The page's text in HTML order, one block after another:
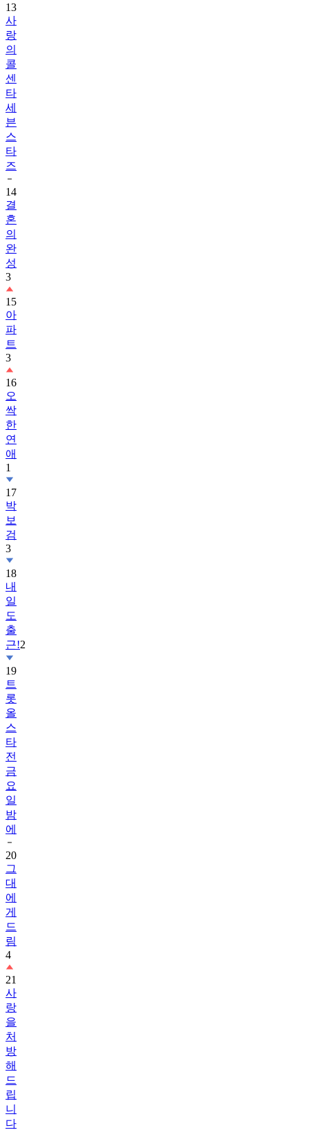
13
사
랑
의
콜
센
타
세
븐
스
타
즈
14
결
혼
의
완
성
3
15
아
파
트
3
16
오
싹
한
연
애
1
17
박
보
검
3
18
내
일
도
출
근!2
19
트
롯
올
스
타
전
금
요
일
밤
에
20
그
대
에
게
드
림
4
21
사
랑
을
처
방
해
드
립
니
다